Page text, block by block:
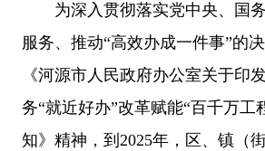
为深入贯彻落实党中央、国务
服务、推动“高效办成一件事”的
《河源市人民政府办公室关于印
务“就近好办”改革赋能“百千万工
知》精神，到2025年，区、镇（